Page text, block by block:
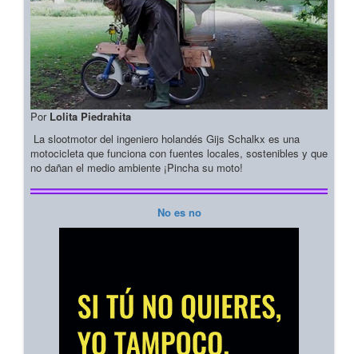
Por Lolita Piedrahita
La slootmotor del ingeniero holandés Gijs Schalkx es una
motocicleta que funciona con fuentes locales, sostenibles y que
no dañan el medio ambiente ¡Pincha su moto!
No es no